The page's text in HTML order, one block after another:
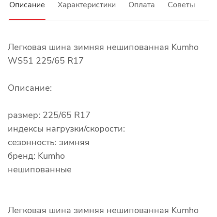
Описание Характеристики Оплата Советы
Легковая шина зимняя нешипованная Kumho
WS51 225/65 R17
Описание:
размер: 225/65 R17
индексы нагрузки/скорости:
сезонность: зимняя
бренд: Kumho
нешипованные
Легковая шина зимняя нешипованная Kumho